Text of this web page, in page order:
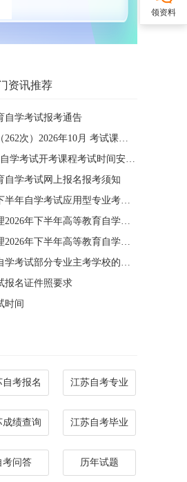
资讯推荐
自学考试报考通告
四川省高等教育自学考试（262次）2026年10月 考试课程简表
关于公布2027年1月广东省自学考试开考课程考试时间安排和使用教材的通知
自学考试网上报名报考须知
关于西南财经大学2026年下半年自学考试应用型专业考籍更改办理的通知
四川省教育考试院关于受理2026年下半年高等教育自学考试省际转考申请的通告
四川省教育考试院关于受理2026年下半年高等教育自学考试考籍更改申请的通告
关于调整广东省高等教育自学考试部分专业主考学校的通知
报名证件照要求
时间
自考报名 江苏自考专业
成绩查询 江苏自考毕业
考问答 历年试题
领资料